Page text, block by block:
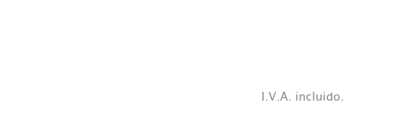
I.V.A. incluido.